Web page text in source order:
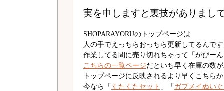
実を申しますと裏技がありまし
SHOPARAYORUのトップページは
人の手でえっちらおっちら更新してるんで
作業してる間に売り切れちゃって「がびー
こちらの一覧ページだといち早く在庫の数
トップページに反映されるより早くこちら
今なら「 くたくたセット 」「ガブメイぬい